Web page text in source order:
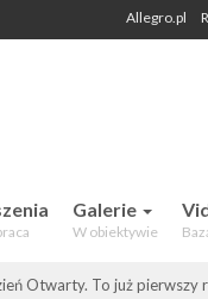
Allegro.pl
Galerie
W obiektywie
Otwarty. To już pierwszy